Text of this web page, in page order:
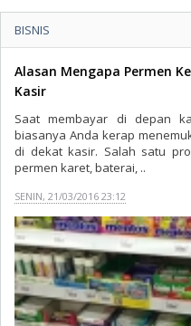
BISNIS
Alasan Mengapa Permen
Kasir
Saat membayar di depan
biasanya Anda kerap
di dekat kasir. Salah satu
permen karet, baterai, ..
SENIN, 21/03/2016 23:12